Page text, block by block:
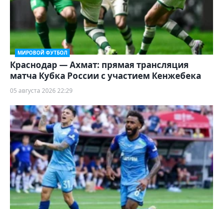
МИРОВОЙ ФУТБОЛ
Краснодар — Ахмат: прямая трансляция
матча Кубка России с участием Кенжебека
05 августа 2026 22:29